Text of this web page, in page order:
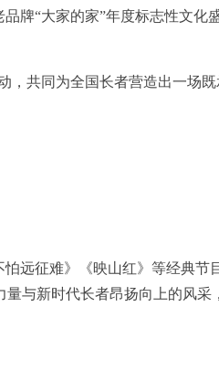
牌“大家的家”年度标志性文化
，共同为全国长者营造出一场
远征难》《映山红》等经典节
与新时代长者昂扬向上的风采